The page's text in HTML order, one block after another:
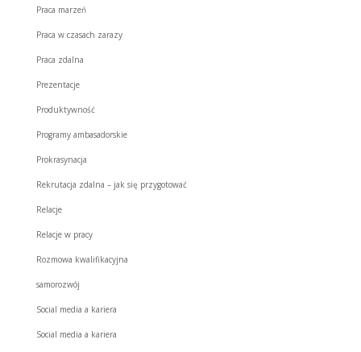
Praca marzeń
Praca w czasach zarazy
Praca zdalna
Prezentacje
Produktywność
Programy ambasadorskie
Prokrasynacja
Rekrutacja zdalna – jak się przygotować
Relacje
Relacje w pracy
Rozmowa kwalifikacyjna
samorozwój
Social media a kariera
Social media a kariera